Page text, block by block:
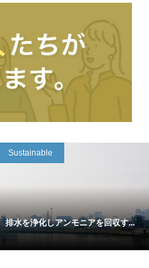
Sustainable
排水を浄化しアンモニアを回収す...